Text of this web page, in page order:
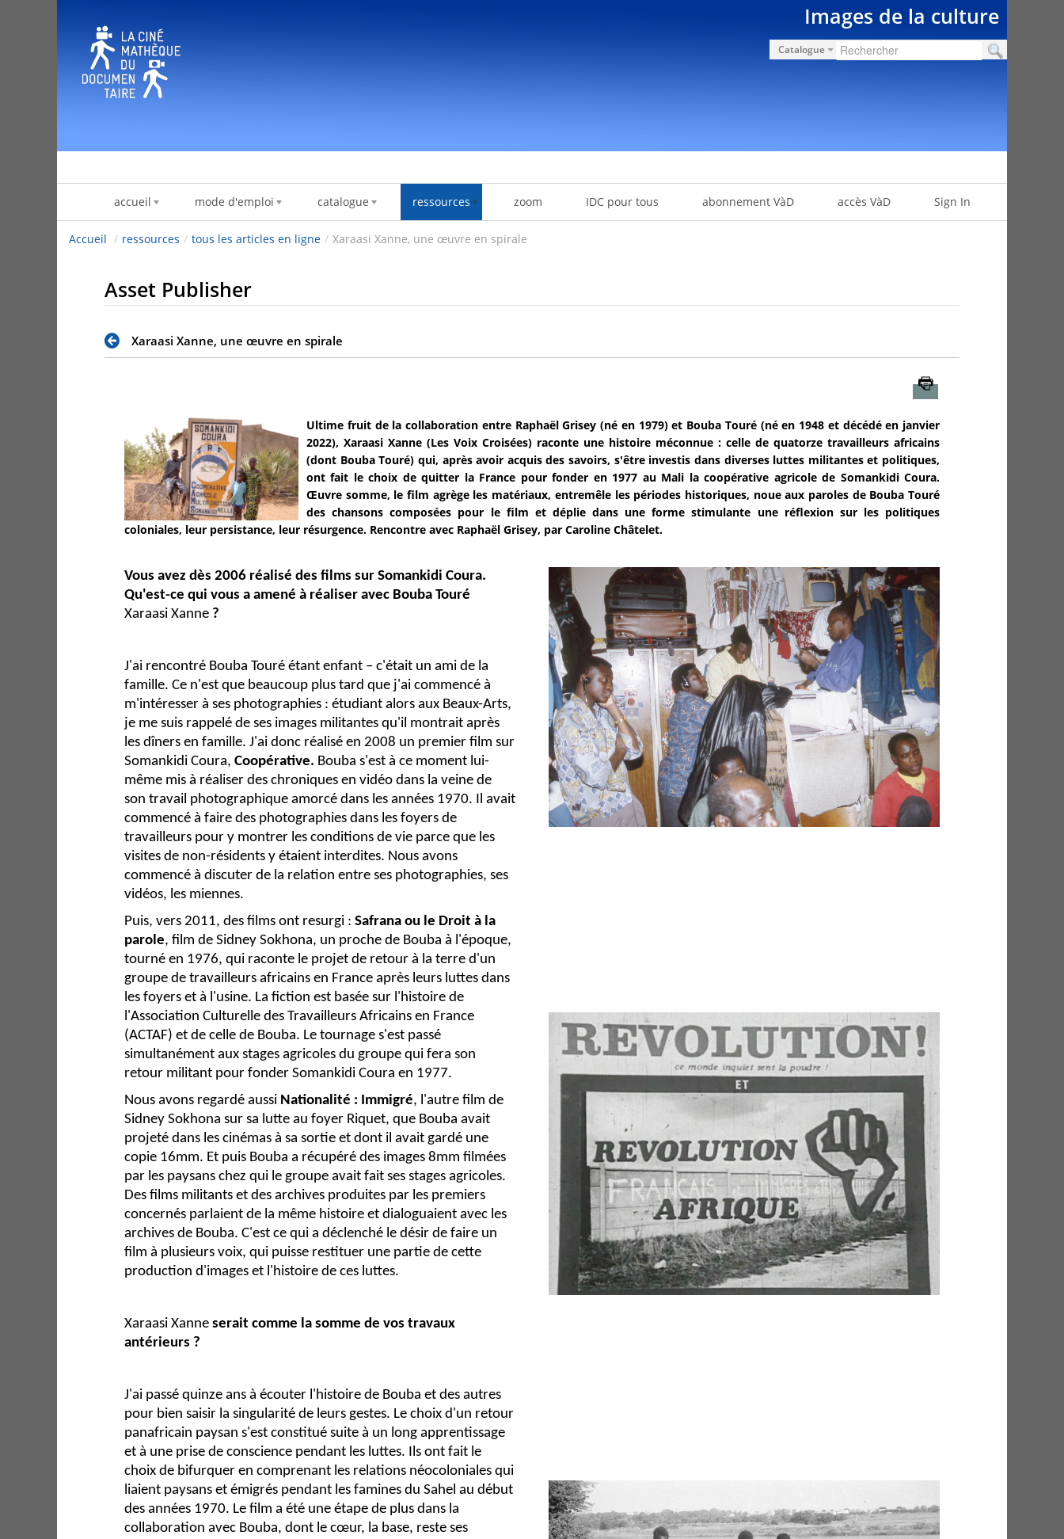
Images de la culture
Catalogue
accueil mode d'emploi catalogue ressources zoom IDC pour tous abonnement VàD accès VàD Sign In
Accueil / ressources / tous les articles en ligne / Xaraasi Xanne, une œuvre en spirale
Asset Publisher
Xaraasi Xanne, une œuvre en spirale
Ultime fruit de la collaboration entre Raphaël Grisey (né en 1979) et Bouba Touré (né en 1948 et décédé en janvier
2022), Xaraasi Xanne (Les Voix Croisées) raconte une histoire méconnue : celle de quatorze travailleurs africains
(dont Bouba Touré) qui, après avoir acquis des savoirs, s'être investis dans diverses luttes militantes et politiques,
ont fait le choix de quitter la France pour fonder en 1977 au Mali la coopérative agricole de Somankidi Coura.
Œuvre somme, le film agrège les matériaux, entremêle les périodes historiques, noue aux paroles de Bouba Touré
des chansons composées pour le film et déplie dans une forme stimulante une réflexion sur les politiques
coloniales, leur persistance, leur résurgence. Rencontre avec Raphaël Grisey, par Caroline Châtelet.
Vous avez dès 2006 réalisé des films sur Somankidi Coura.
Qu'est-ce qui vous a amené à réaliser avec Bouba Touré
Xaraasi Xanne ?
J'ai rencontré Bouba Touré étant enfant – c'était un ami de la
famille. Ce n'est que beaucoup plus tard que j'ai commencé à
m'intéresser à ses photographies : étudiant alors aux Beaux-Arts,
je me suis rappelé de ses images militantes qu'il montrait après
les dîners en famille. J'ai donc réalisé en 2008 un premier film sur
Somankidi Coura, Coopérative. Bouba s'est à ce moment lui-
même mis à réaliser des chroniques en vidéo dans la veine de
son travail photographique amorcé dans les années 1970. Il avait
commencé à faire des photographies dans les foyers de
travailleurs pour y montrer les conditions de vie parce que les
visites de non-résidents y étaient interdites. Nous avons
commencé à discuter de la relation entre ses photographies, ses
vidéos, les miennes.
Puis, vers 2011, des films ont resurgi : Safrana ou le Droit à la
parole, film de Sidney Sokhona, un proche de Bouba à l'époque,
tourné en 1976, qui raconte le projet de retour à la terre d'un
groupe de travailleurs africains en France après leurs luttes dans
les foyers et à l'usine. La fiction est basée sur l'histoire de
l'Association Culturelle des Travailleurs Africains en France
(ACTAF) et de celle de Bouba. Le tournage s'est passé
simultanément aux stages agricoles du groupe qui fera son
retour militant pour fonder Somankidi Coura en 1977.
Nous avons regardé aussi Nationalité : Immigré, l'autre film de
Sidney Sokhona sur sa lutte au foyer Riquet, que Bouba avait
projeté dans les cinémas à sa sortie et dont il avait gardé une
copie 16mm. Et puis Bouba a récupéré des images 8mm filmées
par les paysans chez qui le groupe avait fait ses stages agricoles.
Des films militants et des archives produites par les premiers
concernés parlaient de la même histoire et dialoguaient avec les
archives de Bouba. C'est ce qui a déclenché le désir de faire un
film à plusieurs voix, qui puisse restituer une partie de cette
production d'images et l'histoire de ces luttes.
Xaraasi Xanne serait comme la somme de vos travaux
antérieurs ?
J'ai passé quinze ans à écouter l'histoire de Bouba et des autres
pour bien saisir la singularité de leurs gestes. Le choix d'un retour
panafricain paysan s'est constitué suite à un long apprentissage
et à une prise de conscience pendant les luttes. Ils ont fait le
choix de bifurquer en comprenant les relations néocoloniales qui
liaient paysans et émigrés pendant les famines du Sahel au début
des années 1970. Le film a été une étape de plus dans la
collaboration avec Bouba, dont le cœur, la base, reste ses